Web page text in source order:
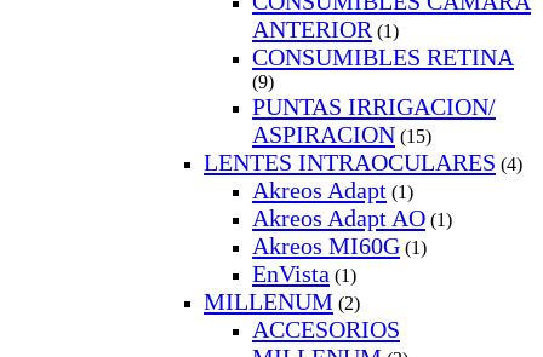
ANTERIOR (1)
CONSUMIBLES RETINA
(9)
PUNTAS IRRIGACION/
ASPIRACION (15)
LENTES INTRAOCULARES (4)
Akreos Adapt (1)
Akreos Adapt AO (1)
Akreos MI60G (1)
EnVista (1)
MILLENUM (2)
ACCESORIOS